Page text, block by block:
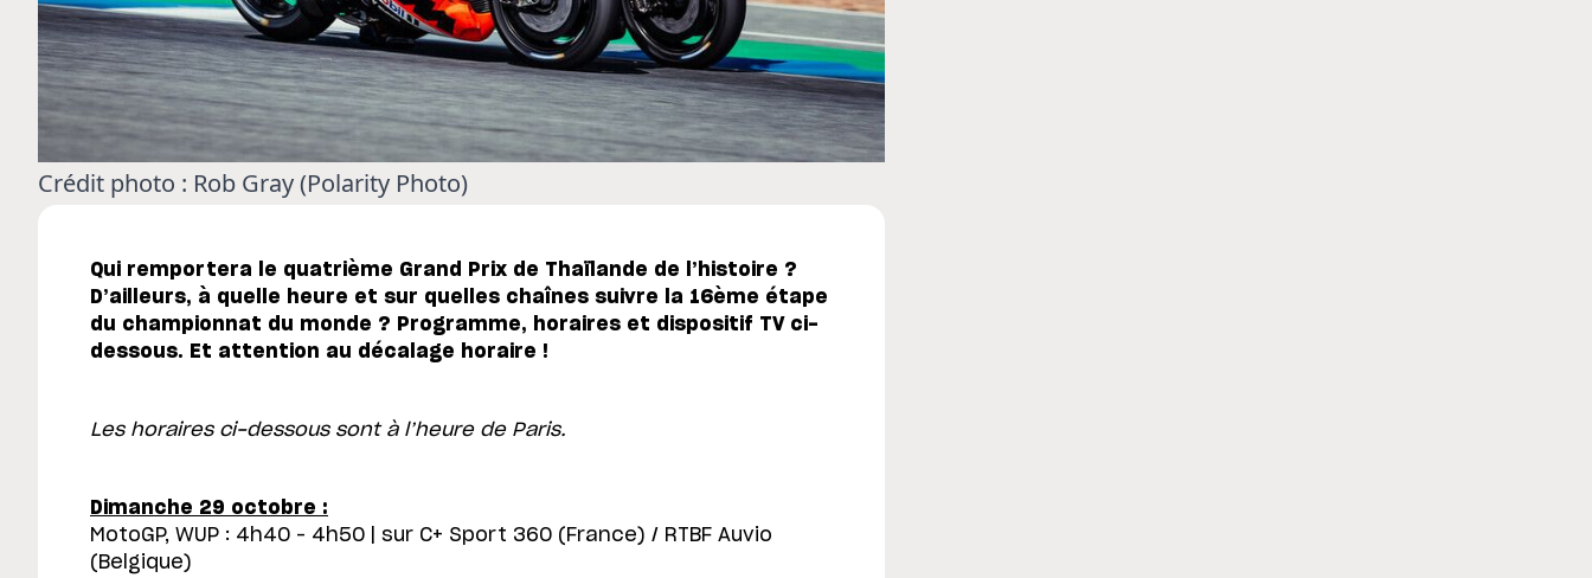
Crédit photo : Rob Gray (Polarity Photo)
Qui remportera le quatrième Grand Prix de Thaïlande de l’histoire ?
D’ailleurs, à quelle heure et sur quelles chaînes suivre la 16ème étape
du championnat du monde ? Programme, horaires et dispositif TV ci-
dessous. Et attention au décalage horaire !
Les horaires ci-dessous sont à l’heure de Paris.
Dimanche 29 octobre :
MotoGP, WUP : 4h40 – 4h50 | sur C+ Sport 360 (France) / RTBF Auvio
(Belgique)